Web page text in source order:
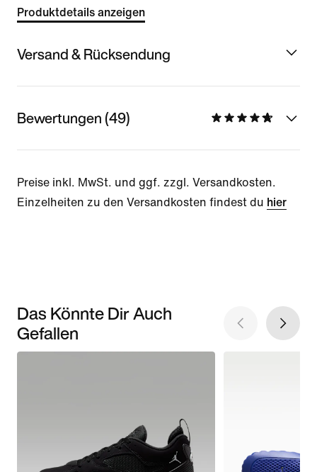
Produktdetails anzeigen
Versand & Rücksendung
Bewertungen (49)
Preise inkl. MwSt. und ggf. zzgl. Versandkosten.
Einzelheiten zu den Versandkosten findest du hier
Das Könnte Dir Auch
Gefallen